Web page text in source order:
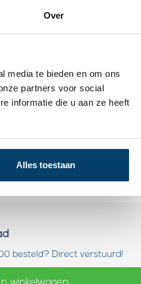
Over
media te bieden en om ons
partners voor social
informatie die u aan ze heeft
Alles toestaan
besteld? Direct verstuurd!